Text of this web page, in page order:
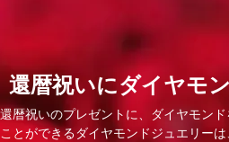
還暦祝いにダイヤモ
還暦祝いのプレゼントに、ダイヤモン
ことができるダイヤモンドジュエリー